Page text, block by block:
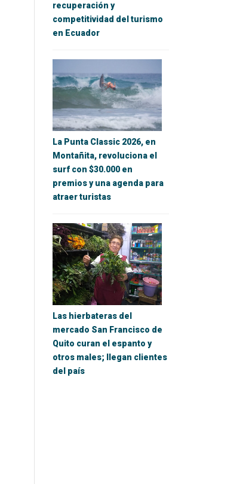
recuperación y
competitividad del turismo
en Ecuador
La Punta Classic 2026, en
Montañita, revoluciona el
surf con $30.000 en
premios y una agenda para
atraer turistas
Las hierbateras del
mercado San Francisco de
Quito curan el espanto y
otros males; llegan clientes
del país